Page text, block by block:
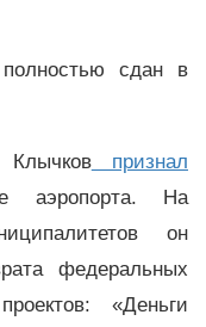
полностью сдан в
признал
аэропорта. На
он
федеральных
«Деньги